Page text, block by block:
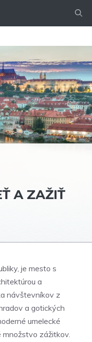
A ZAŽIŤ
je mesto s
a
návštevníkov z
a gotických
umelecké
množstvo zážitkov.